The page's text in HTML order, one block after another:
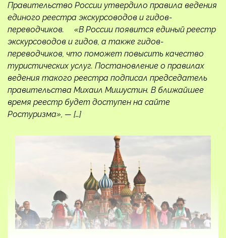
Правительство России утвердило правила ведения
единого реестра экскурсоводов и гидов-
переводчиков. «В России появится единый реестр
экскурсоводов и гидов, а также гидов-
переводчиков, что поможет повысить качество
туристических услуг. Постановление о правилах
ведения такого реестра подписал председатель
правительства Михаил Мишустин. В ближайшее
время реестр будет доступен на сайте
Ростуризма», — […]